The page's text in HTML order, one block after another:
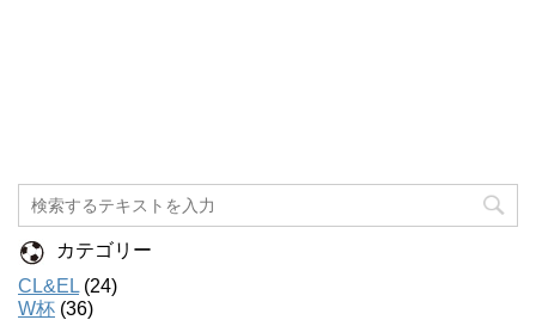
カテゴリー
CL&EL (24)
W杯 (36)